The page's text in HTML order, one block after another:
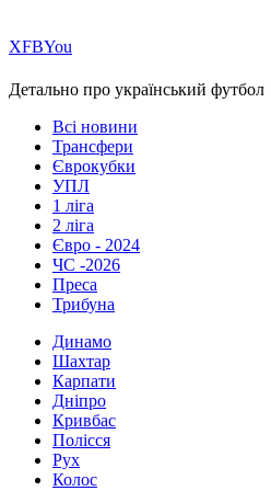
ХFBYou
Детально про український футбол
Всі новини
Трансфери
Єврокубки
УПЛ
1 ліга
2 ліга
Євро - 2024
ЧС -2026
Преса
Трибуна
Динамо
Шахтар
Карпати
Дніпро
Кривбас
Полісся
Рух
Колос